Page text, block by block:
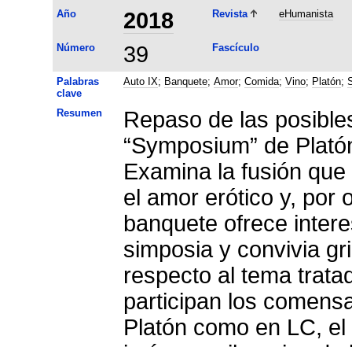
Año 2018 Revista eHumanista
Número 39 Fascículo
Palabras
clave
Auto IX; Banquete; Amor; Comida; Vino; Platón;
Resumen
Repaso de las
“Symposium” de
Examina la fusión
el amor erótico y, por
banquete ofrece
simposia y convivia
respecto al tema
participan los
Platón como en LC,